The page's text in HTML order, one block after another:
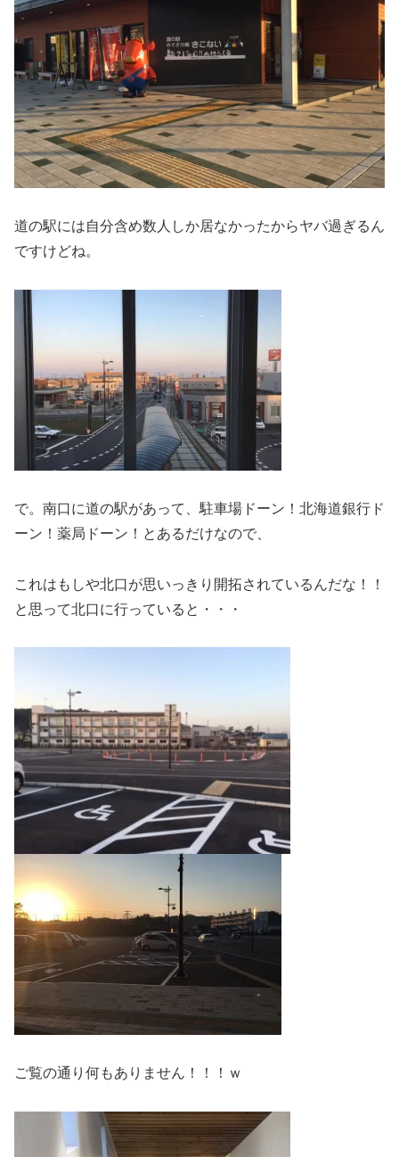
道の駅には自分含め数人しか居なかったからヤバ過ぎるん
ですけどね。
で。南口に道の駅があって、駐車場ドーン！北海道銀行ド
ーン！薬局ドーン！とあるだけなので、
これはもしや北口が思いっきり開拓されているんだな！！
と思って北口に行っていると・・・
ご覧の通り何もありません！！！ｗ